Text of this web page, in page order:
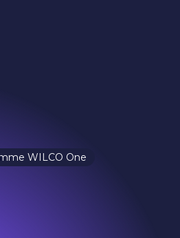
WILCO One